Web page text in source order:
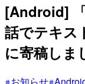
[Android]
話でテキス
に寄稿しま
お知らせ